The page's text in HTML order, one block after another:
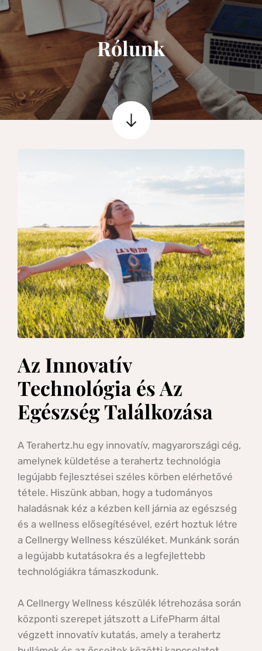
Rólunk
Az Innovatív
Technológia és Az
Egészség Találkozása
A Terahertz.hu egy innovatív, magyarországi cég,
amelynek küldetése a terahertz technológia
legújabb fejlesztései széles körben elérhetővé
tétele. Hiszünk abban, hogy a tudományos
haladásnak kéz a kézben kell járnia az egészség
és a wellness elősegítésével, ezért hoztuk létre
a Cellnergy Wellness készüléket. Munkánk során
a legújabb kutatásokra és a legfejlettebb
technológiákra támaszkodunk.
A Cellnergy Wellness készülék létrehozása során
központi szerepet játszott a LifePharm által
végzett innovatív kutatás, amely a terahertz